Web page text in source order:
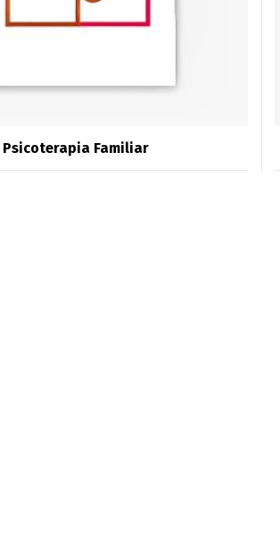
Psicoterapia Familiar